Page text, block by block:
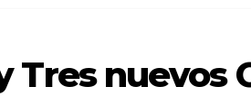
Tres nuevos